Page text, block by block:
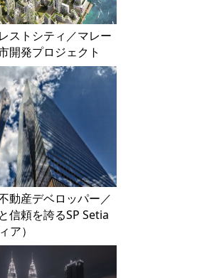
ストシティ／マレー
開発プロジェクト
動産デベロッパー／
信頼を誇るSP Setia
ア）